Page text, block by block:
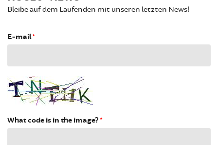
Bleibe auf dem Laufenden mit unseren letzten News!
E-mail*
What code is in the image? *